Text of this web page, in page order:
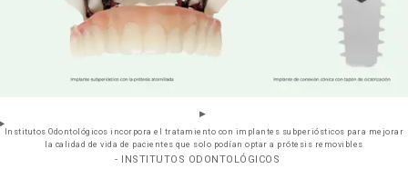
Institutos Odontológicos incorpora el tratamiento con implantes subperiósticos para mejorar
la calidad de vida de pacientes que solo podían optar a prótesis removibles
- INSTITUTOS ODONTOLÓGICOS